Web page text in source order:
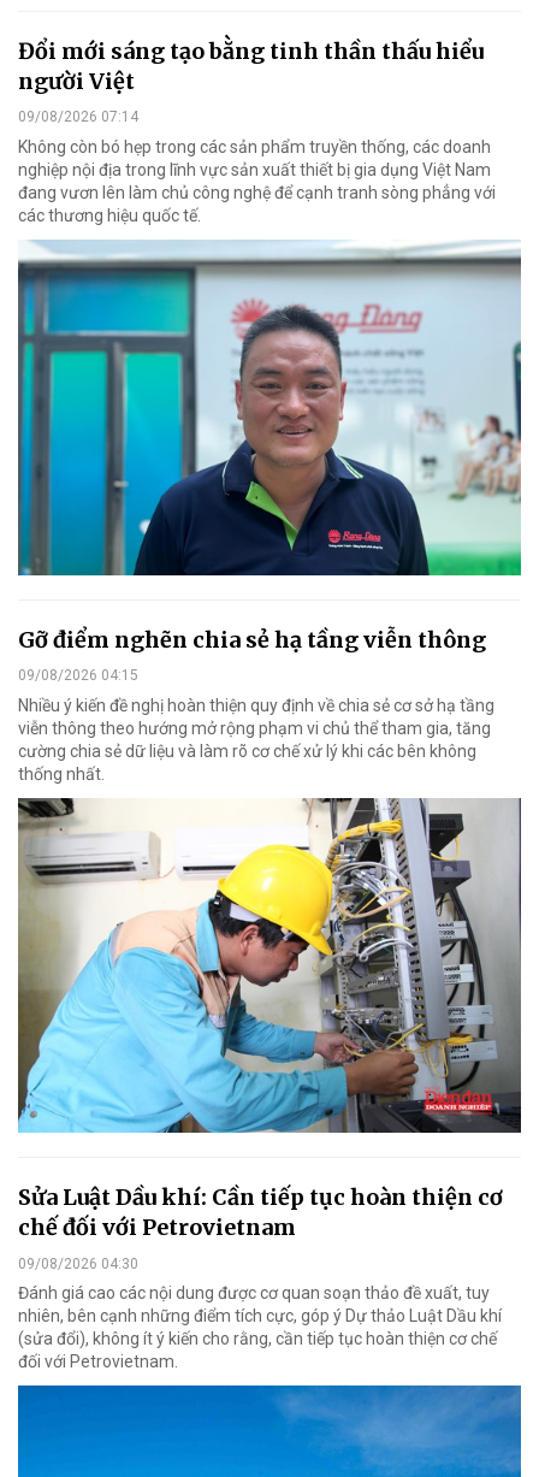
Đổi mới sáng tạo bằng tinh thần thấu hiểu
người Việt
09/08/2026 07:14
Không còn bó hẹp trong các sản phẩm truyền thống, các doanh
nghiệp nội địa trong lĩnh vực sản xuất thiết bị gia dụng Việt Nam
đang vươn lên làm chủ công nghệ để cạnh tranh sòng phẳng với
các thương hiệu quốc tế.
Gỡ điểm nghẽn chia sẻ hạ tầng viễn thông
09/08/2026 04:15
Nhiều ý kiến đề nghị hoàn thiện quy định về chia sẻ cơ sở hạ tầng
viễn thông theo hướng mở rộng phạm vi chủ thể tham gia, tăng
cường chia sẻ dữ liệu và làm rõ cơ chế xử lý khi các bên không
thống nhất.
Sửa Luật Dầu khí: Cần tiếp tục hoàn thiện cơ
chế đối với Petrovietnam
09/08/2026 04:30
Đánh giá cao các nội dung được cơ quan soạn thảo đề xuất, tuy
nhiên, bên cạnh những điểm tích cực, góp ý Dự thảo Luật Dầu khí
(sửa đổi), không ít ý kiến cho rằng, cần tiếp tục hoàn thiện cơ chế
đối với Petrovietnam.